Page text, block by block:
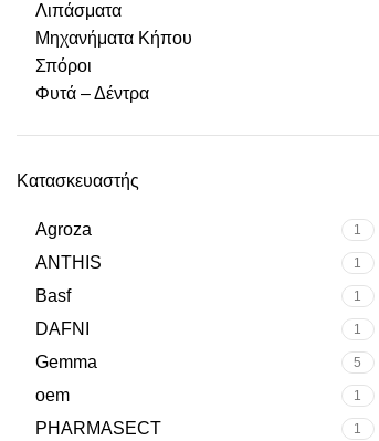
Λιπάσματα
Μηχανήματα Κήπου
Σπόροι
Φυτά – Δέντρα
Κατασκευαστής
Agroza 1
ANTHIS 1
Basf 1
DAFNI 1
Gemma 5
oem 1
PHARMASECT 1